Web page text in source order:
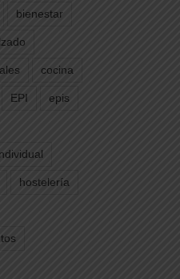
bienestar
cocina
EPI epis
hostelería